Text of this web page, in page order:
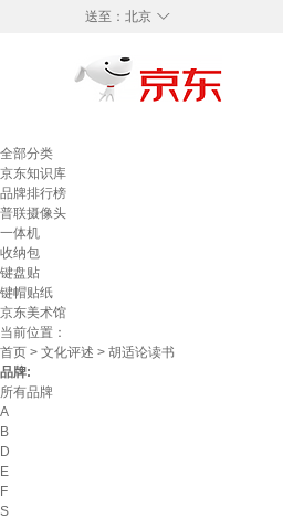
◇
送至： 北京
全部分类
京东知识库
品牌排行榜
普联摄像头
一体机
收纳包
键盘贴
键帽贴纸
京东美术馆
当前位置：
首页 > 文化评述 > 胡适论读书
品牌:
所有品牌
A
B
D
E
F
S